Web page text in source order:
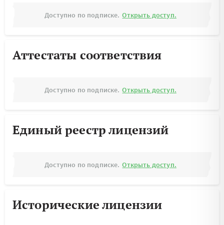
Доступно по подписке. Открыть доступ.
Аттестаты соответствия
Доступно по подписке. Открыть доступ.
Единый реестр лицензий
Доступно по подписке. Открыть доступ.
Исторические лицензии